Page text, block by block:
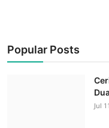
Popular Posts
Jul